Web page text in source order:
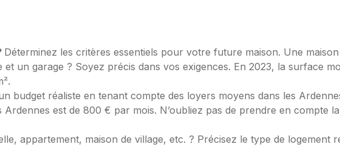
Déterminez les critères essentiels pour votre future maison. Une
et un garage ? Soyez précis dans vos exigences. En 2023, la surface
budget réaliste en tenant compte des loyers moyens dans les
Ardennes est de 800 € par mois. N’oubliez pas de prendre en compte
appartement, maison de village, etc. ? Précisez le type de logement